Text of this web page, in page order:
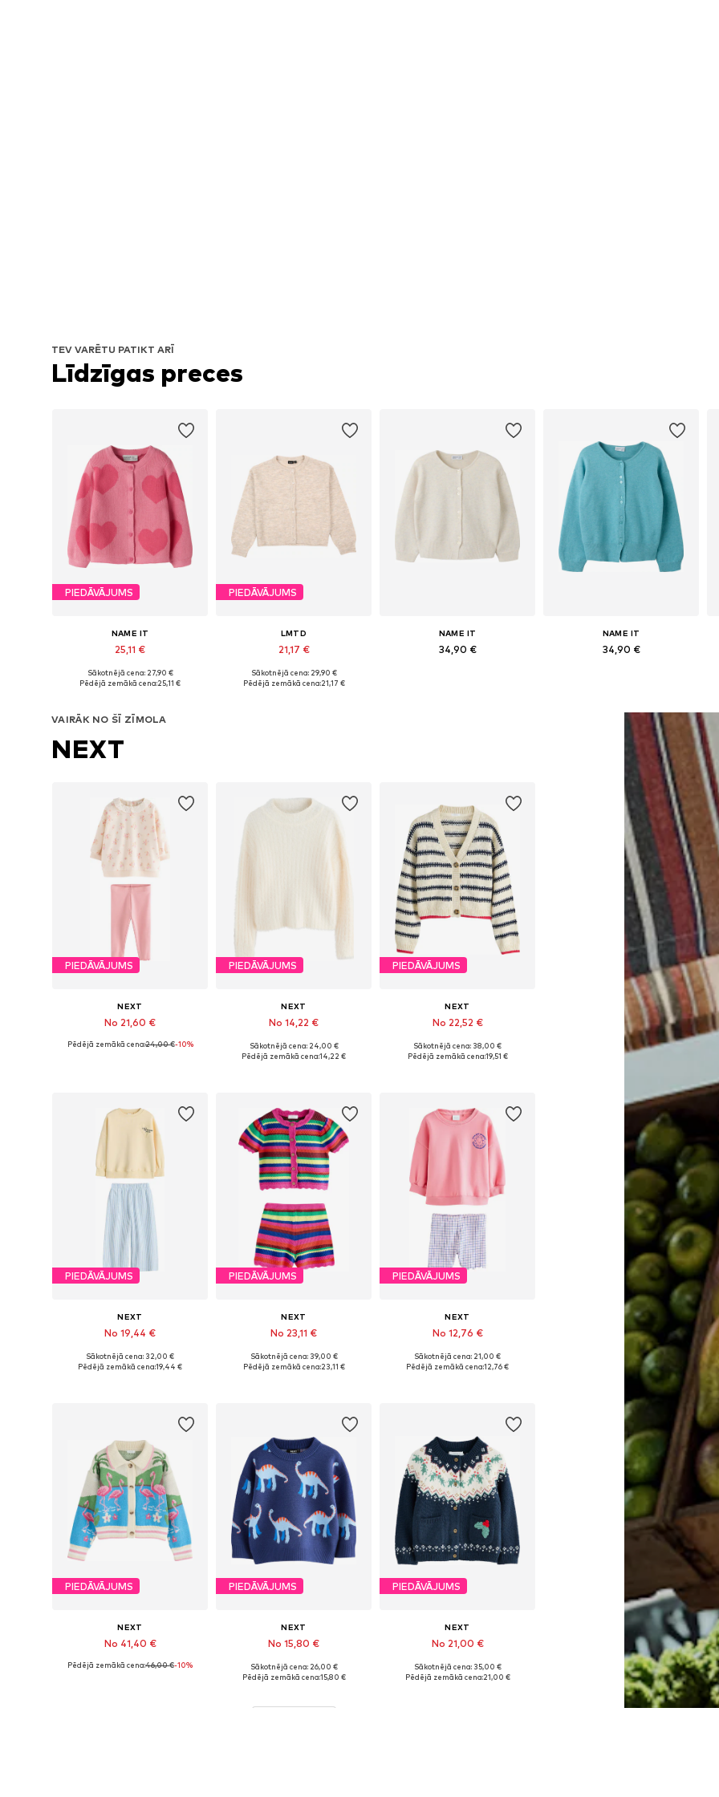
TEV VARĒTU PATIKT ARĪ
Līdzīgas preces
PIEDĀVĀJUMS
NAME IT
25,11 €
Pieejams daudzos izmēros
Sākotnējā cena: 27,90 €
Pēdējā zemākā cena:25,11 €
PIEDĀVĀJUMS
LMTD
21,17 €
Pieejams daudzos izmēros
Sākotnējā cena: 29,90 €
Pēdējā zemākā cena:21,17 €
NAME IT
34,90 €
NAME IT
34,90 €
VAIRĀK NO ŠĪ ZĪMOLA
NEXT
PIEDĀVĀJUMS
NEXT
No 21,60 €
Pieejams daudzos izmēros
Pēdējā zemākā cena:24,00 €-10%
PIEDĀVĀJUMS
NEXT
No 14,22 €
Pieejams daudzos izmēros
Sākotnējā cena: 24,00 €
Pēdējā zemākā cena:14,22 €
PIEDĀVĀJUMS
NEXT
No 22,52 €
Pieejams daudzos izmēros
Sākotnējā cena: 38,00 €
Pēdējā zemākā cena:19,51 €
PIEDĀVĀJUMS
NEXT
No 19,44 €
Pieejams daudzos izmēros
Sākotnējā cena: 32,00 €
Pēdējā zemākā cena:19,44 €
PIEDĀVĀJUMS
NEXT
No 23,11 €
Pieejams daudzos izmēros
Sākotnējā cena: 39,00 €
Pēdējā zemākā cena:23,11 €
PIEDĀVĀJUMS
NEXT
No 12,76 €
Sākotnējā cena: 21,00 €
Pēdējā zemākā cena:12,76 €
PIEDĀVĀJUMS
NEXT
No 41,40 €
Pieejams daudzos izmēros
Pēdējā zemākā cena:46,00 €-10%
PIEDĀVĀJUMS
NEXT
No 15,80 €
Sākotnējā cena: 26,00 €
Pēdējā zemākā cena:15,80 €
PIEDĀVĀJUMS
NEXT
No 21,00 €
Pieejams daudzos izmēros
Sākotnējā cena: 35,00 €
Pēdējā zemākā cena:21,00 €